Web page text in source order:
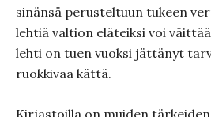
sinänsä perusteltuun tukeen
lehtiä valtion eläteiksi voi
lehti on tuen vuoksi jättänyt
ruokkivaa kättä.
Kirjastoilla on muiden